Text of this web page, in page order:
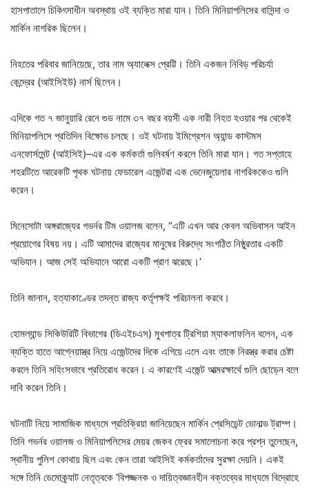
হাসপাতালে চিকিৎসাধীন অবস্থায় ওই ব্যক্তি মারা যান। তিনি মিনিয়াপলিসের বাসিন্দা ও
মার্কিন নাগরিক ছিলেন।
নিহতের পরিবার জানিয়েছে, তার নাম অ্যালেক্স প্রেট্টি। তিনি একজন নিবিড় পরিচর্যা
কেন্দ্রের (আইসিইউ) নার্স ছিলেন।
এদিকে গত ৭ জানুয়ারি রেনে গুড নামে ৩৭ বছর বয়সী এক নারী নিহত হওয়ার পর থেকেই
মিনিয়াপলিসে প্রতিদিন বিক্ষোভ চলছে। ওই ঘটনায় ইমিগ্রেশন অ্যান্ড কাস্টমস
এনফোর্সমেন্ট (আইসিই)–এর এক কর্মকর্তা গুলিবর্ষণ করলে তিনি মারা যান। গত সপ্তাহে
শহরটিতে আরেকটি পৃথক ঘটনায় ফেডারেল এজেন্টরা এক ভেনেজুয়েলার নাগরিককেও গুলি
করেন।
মিনেসোটা অঙ্গরাজ্যের গভর্নর টিম ওয়ালজ বলেন, “এটি এখন আর কেবল অভিবাসন আইন
প্রয়োগের বিষয় নয়। এটি আমাদের রাজ্যের মানুষের বিরুদ্ধে সংগঠিত নিষ্ঠুরতার একটি
অভিযান। আজ সেই অভিযানে আরো একটি প্রাণ ঝরেছে।’
তিনি জানান, হত্যাকাণ্ডের তদন্ত রাজ্য কর্তৃপক্ষই পরিচালনা করবে।
হোমল্যান্ড সিকিউরিটি বিভাগের (ডিএইচএস) মুখপাত্র ট্রিশিয়া ম্যাকলাফলিন বলেন, এক
ব্যক্তি হাতে আগ্নেয়াস্ত্র নিয়ে এজেন্টদের দিকে এগিয়ে এলে এবং তাকে নিরস্ত্র করার চেষ্টা
করলে তিনি সহিংসভাবে প্রতিরোধ করেন। এ কারণেই এজেন্ট আত্মরক্ষার্থে গুলি ছোড়েন বলে
দাবি করেন তিনি।
ঘটনাটি নিয়ে সামাজিক মাধ্যমে প্রতিক্রিয়া জানিয়েছেন মার্কিন প্রেসিডেন্ট ডোনাল্ড ট্রাম্প।
তিনি গভর্নর ওয়ালজ ও মিনিয়াপলিসের মেয়র জেকব ফ্রের সমালোচনা করে প্রশ্ন তুলেছেন,
স্থানীয় পুলিশ কোথায় ছিল এবং কেন তারা আইসিই কর্মকর্তাদের সুরক্ষা দেয়নি। একই
সঙ্গে তিনি ডেমোক্র্যাট নেতৃত্বকে ‘বিপজ্জনক ও দায়িত্বজ্ঞানহীন বক্তব্যের মাধ্যমে বিদ্রোহে